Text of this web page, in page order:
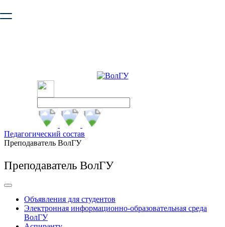
безопасную работу с сайтом. Пожалуйста
Педагогический состав
Преподаватель ВолГУ
Преподаватель ВолГУ
Объявления для студентов
Электронная информационно-образовательная среда
ВолГУ